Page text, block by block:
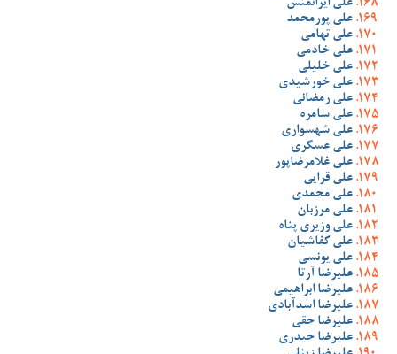
علی ایرانمنش
علی پورمحمد
علی تهامی
علی خادمی
علی خلیلی
علی خورشیدی
علی رمضانی
علی سامره
علی شهسواری
علی عسگری
علی غلامرضاپور
علی قرایی
علی محمدی
علی مرزبان
علی وزیری پناه
علی کفاشیان
علی یونسی
علیرضا آرتا
علیرضا ابراهیمی
علیرضا اسدآبادی
علیرضا حقی
علیرضا حیدری